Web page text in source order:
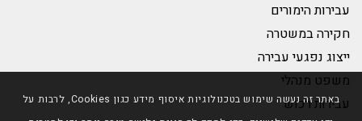
עבירות הימורים
חקירה במשטרה
ייצוג נפגעי עבירה
משפט מנהלי
עבירות רכוש
באתר זה נעשה שימוש בטכנולוגיות איסוף מידע כגון Cookies, לרבות על